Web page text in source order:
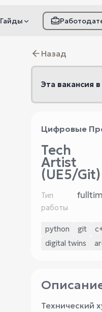
Гайды
Назад
Эта вакансия
Цифровые
Tech
Artist
(UE5/Git)
Тип
работы
python git
digital twins
Технический